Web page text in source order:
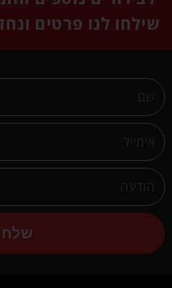
שילחו לנו פרטים
שלח